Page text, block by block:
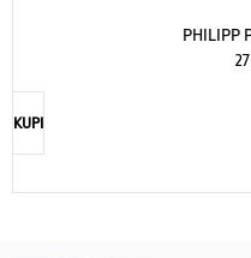
PHILIPP
KUPI